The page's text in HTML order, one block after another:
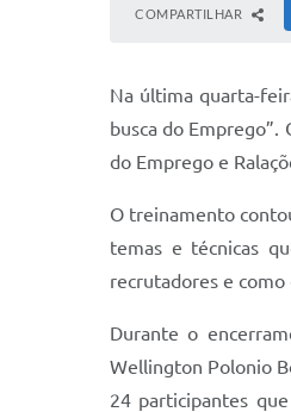
COMPARTILHAR
Na última quarta-
busca do
do Emprego e
O treinamento
temas e técnicas
recrutadores e
Durante o
Wellington Polonio
24 participantes